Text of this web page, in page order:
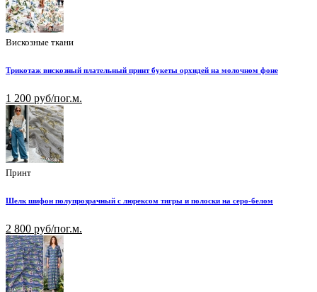
Вискозные ткани
Трикотаж вискозный плательный принт букеты орхидей на молочном фоне
1 200 руб/пог.м.
Принт
Шелк шифон полупрозрачный с люрексом тигры и полоски на серо-белом
2 800 руб/пог.м.